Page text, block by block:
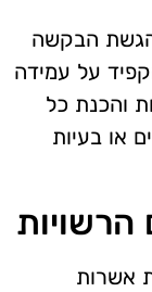
הבקשה
על עמידה
והכנת כל
או בעיות
אשרות